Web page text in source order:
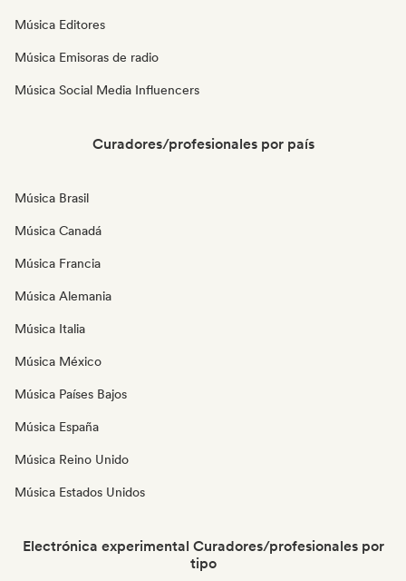
Música Editores
Música Emisoras de radio
Música Social Media Influencers
Curadores/profesionales por país
Música Brasil
Música Canadá
Música Francia
Música Alemania
Música Italia
Música México
Música Países Bajos
Música España
Música Reino Unido
Música Estados Unidos
Electrónica experimental Curadores/profesionales por
tipo